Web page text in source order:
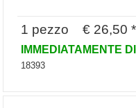
1 pezzo € 26,50 *
IMMEDIATAMENTE
18393